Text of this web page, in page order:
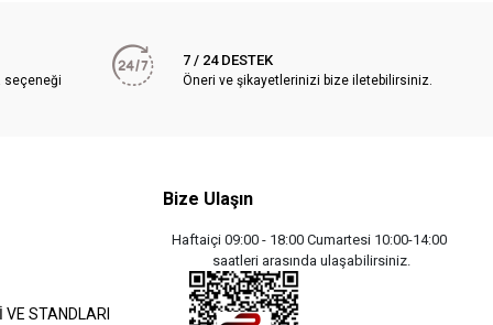
seçeneği
7 / 24 DESTEK
Öneri ve şikayetlerinizi bize iletebilirsiniz.
VE STANDLARI
Bize Ulaşın
Haftaiçi 09:00 - 18:00 Cumartesi 10:00-14:00
saatleri arasında ulaşabilirsiniz.